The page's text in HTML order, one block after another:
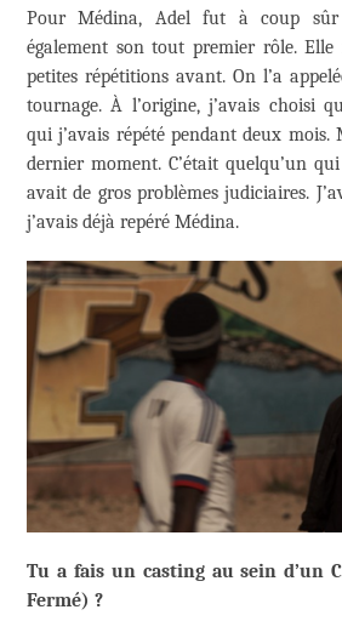
Pour Médina, Adel fut à coup sûr
également son tout premier rôle.
petites répétitions avant. On l’a
tournage. À l’origine, j’avais choisi
qui j’avais répété pendant deux mois.
dernier moment. C’était quelqu’un
avait de gros problèmes judiciaires.
j’avais déjà repéré Médina.
Tu a fais un casting au sein d’un
Fermé) ?